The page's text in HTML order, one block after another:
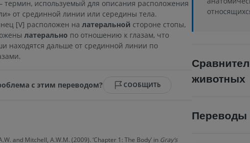
термин, используемый для описания расположения
от срединной линии или середины тела.
[V] расположен на латеральной стороне стопы,
латерально по отношению к глазам, что
находятся дальше от срединной линии по
с этим переводом? СООБЩИТЬ
and Mitchell, A.W.M. (2009). ‘Chapter 1: The Body’ in Gray’s
животных
Переводы